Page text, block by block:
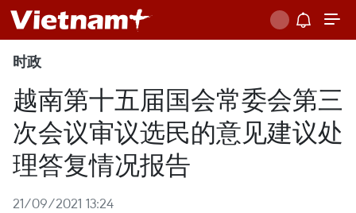
时政
越南第十五届国会常委会第三
次会议审议选民的意见建议处
理答复情况报告
21/09/2021 13:24